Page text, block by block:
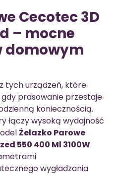
Cecotec 3D
– mocne
domowym
tych urządzeń, które
prasowanie przestaje
koniecznością.
łączy wysoką wydajność
Żelazko Parowe
550 400 Ml 3100W
wygładzania